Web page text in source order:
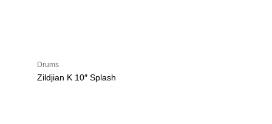
Drums
Zildjian K 10″ Splash